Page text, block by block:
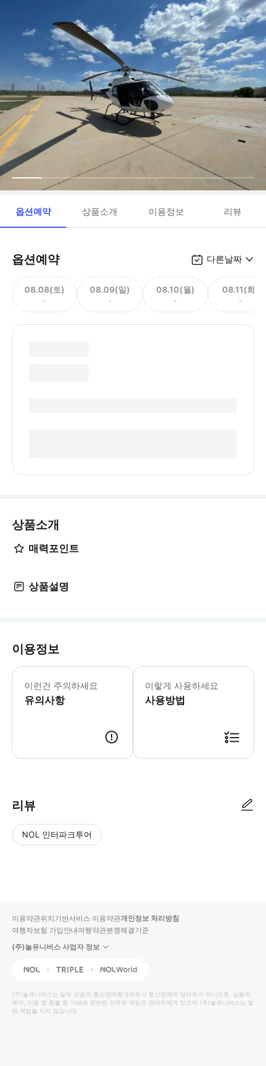
옵션예약 상품소개 이용정보 리뷰
옵션예약 다른날짜
08.08(토)
-
08.09(일)
-
08.10(월)
-
08.11(화)
-
상품소개
매력포인트
상품설명
이용정보
이런건 주의하세요
유의사항
주의 사항: 4세 이상의 어린이는 탑승
이렇게 사용하세요
사용방법
리뷰
NOL 인터파크투어
입니
다.
높
은
순
동
영
상
순
상
이용약관위치기반서비스 이용약관개인정보 처리방침
여행자보험 가입안내여행약관분쟁해결기준
(주)놀유니버스 사업자 정보
NOL Triple Interpark Global
(주)놀유니버스는 일부 상품의 통신판매중개자로서 통신판매의 당사자가 아니므로, 상품의
예약, 이용 및 환불 등 거래와 관련된 의무와 책임은 판매자에게 있으며 (주)놀유니버스는 일
체 책임을 지지 않습니다.